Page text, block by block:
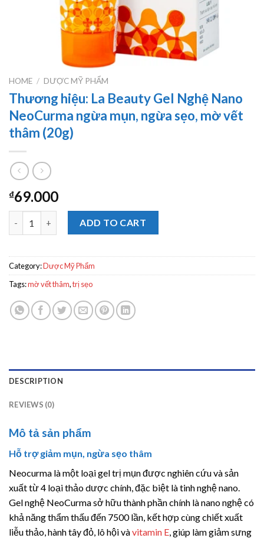
HOME / DƯỢC MỸ PHẨM
Thương hiệu: La Beauty Gel Nghệ Nano
NeoCurma ngừa mụn, ngừa sẹo, mờ vết
thâm (20g)
₫69.000
Thương hiệu: La Beauty Gel Nghệ Nano NeoCurma ngừa
ADD TO CART
Category:Dược Mỹ Phẩm
Tags:mờ vết thâm,trị sẹo
DESCRIPTION
REVIEWS (0)
Mô tả sản phẩm
Hỗ trợ giảm mụn, ngừa sẹo thâm
Neocurma là một loại gel trị mụn được nghiên cứu và sản
xuất từ 4 loại thảo dược chính, đặc biệt là tinh nghệ nano.
Gel nghệ NeoCurma sở hữu thành phần chính là nano nghệ có
khả năng thẩm thấu đến 7500 lần, kết hợp cùng chiết xuất
liễu thảo, hành tây đỏ, lô hội vàvitamin E, giúp làm giảm sưng